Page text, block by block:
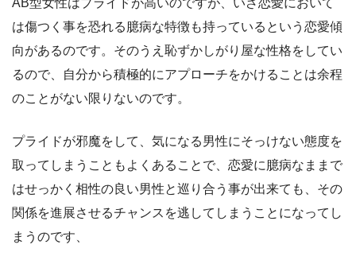
は傷つく事を恐れる臆病な特徴も持っているという恋愛傾
向があるのです。そのうえ恥ずかしがり屋な性格をしてい
るので、自分から積極的にアプローチをかけることは余程
のことがない限りないのです。
プライドが邪魔をして、気になる男性にそっけない態度を
取ってしまうこともよくあることで、恋愛に臆病なままで
はせっかく相性の良い男性と巡り合う事が出来ても、その
関係を進展させるチャンスを逃してしまうことになってし
まうのです、